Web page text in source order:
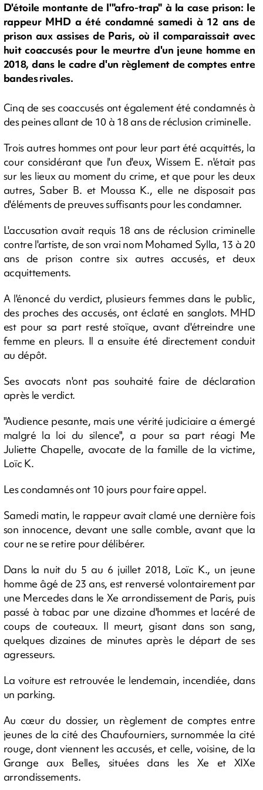
D'étoile montante de l'"afro-trap" à la case prison: le
rappeur MHD a été condamné samedi à 12 ans de
prison aux assises de Paris, où il comparaissait avec
huit coaccusés pour le meurtre d'un jeune homme en
2018, dans le cadre d'un règlement de comptes entre
bandes rivales.
Cinq de ses coaccusés ont également été condamnés à
des peines allant de 10 à 18 ans de réclusion criminelle.
Trois autres hommes ont pour leur part été acquittés, la
cour considérant que l'un d'eux, Wissem E. n'était pas
sur les lieux au moment du crime, et que pour les deux
autres, Saber B. et Moussa K., elle ne disposait pas
d'éléments de preuves suffisants pour les condamner.
L'accusation avait requis 18 ans de réclusion criminelle
contre l'artiste, de son vrai nom Mohamed Sylla, 13 à 20
ans de prison contre six autres accusés, et deux
acquittements.
A l'énoncé du verdict, plusieurs femmes dans le public,
des proches des accusés, ont éclaté en sanglots. MHD
est pour sa part resté stoïque, avant d'étreindre une
femme en pleurs. Il a ensuite été directement conduit
au dépôt.
Ses avocats n'ont pas souhaité faire de déclaration
après le verdict.
"Audience pesante, mais une vérité judiciaire a émergé
malgré la loi du silence", a pour sa part réagi Me
Juliette Chapelle, avocate de la famille de la victime,
Loïc K.
Les condamnés ont 10 jours pour faire appel.
Samedi matin, le rappeur avait clamé une dernière fois
son innocence, devant une salle comble, avant que la
cour ne se retire pour délibérer.
Dans la nuit du 5 au 6 juillet 2018, Loïc K., un jeune
homme âgé de 23 ans, est renversé volontairement par
une Mercedes dans le Xe arrondissement de Paris, puis
passé à tabac par une dizaine d'hommes et lacéré de
coups de couteaux. Il meurt, gisant dans son sang,
quelques dizaines de minutes après le départ de ses
agresseurs.
La voiture est retrouvée le lendemain, incendiée, dans
un parking.
Au cœur du dossier, un règlement de comptes entre
jeunes de la cité des Chaufourniers, surnommée la cité
rouge, dont viennent les accusés, et celle, voisine, de la
Grange aux Belles, situées dans les Xe et XIXe
arrondissements.